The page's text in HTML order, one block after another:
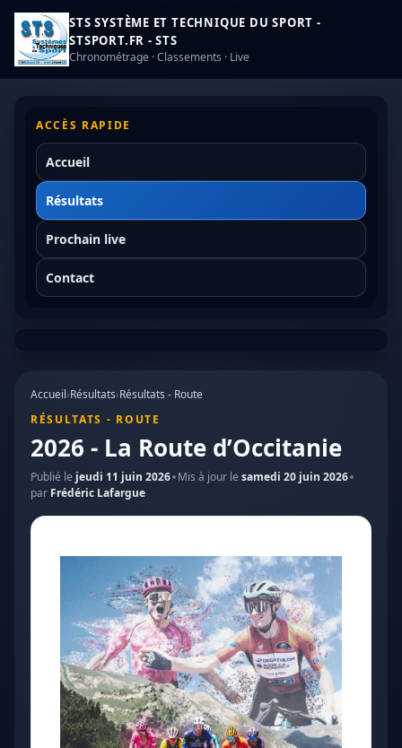
STS SYSTÈME ET TECHNIQUE DU SPORT -
STSPORT.FR - STS
Chronométrage · Classements · Live
ACCÈS RAPIDE
Accueil
Résultats
Prochain live
Contact
Accueil›Résultats›Résultats - Route
RÉSULTATS - ROUTE
2026 - La Route d’Occitanie
Publié le jeudi 11 juin 2026 Mis à jour le samedi 20 juin 2026
par Frédéric Lafargue